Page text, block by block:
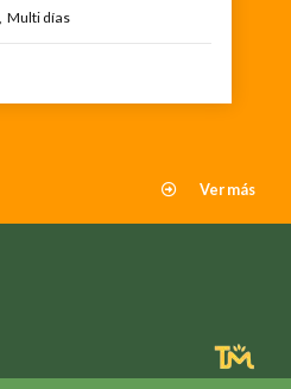
Multi días
Ver más